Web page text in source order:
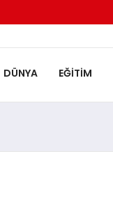
DÜNYA EĞITIM